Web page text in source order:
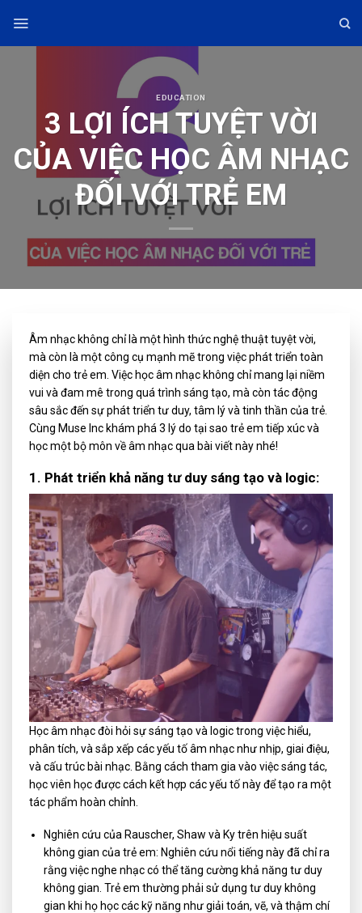
content
EDUCATION
3 LỢI ÍCH TUYỆT VỜI
CỦA VIỆC HỌC ÂM NHẠC
ĐỐI VỚI TRẺ EM
Âm nhạc không chỉ là một hình thức nghệ thuật tuyệt vời,
mà còn là một công cụ mạnh mẽ trong việc phát triển toàn
diện cho trẻ em. Việc học âm nhạc không chỉ mang lại niềm
vui và đam mê trong quá trình sáng tạo, mà còn tác động
sâu sắc đến sự phát triển tư duy, tâm lý và tinh thần của trẻ.
Cùng Muse Inc khám phá 3 lý do tại sao trẻ em tiếp xúc và
học một bộ môn về âm nhạc qua bài viết này nhé!
1. Phát triển khả năng tư duy sáng tạo và logic:
Học âm nhạc đòi hỏi sự sáng tạo và logic trong việc hiểu,
phân tích, và sắp xếp các yếu tố âm nhạc như nhịp, giai điệu,
và cấu trúc bài nhạc. Bằng cách tham gia vào việc sáng tác,
học viên học được cách kết hợp các yếu tố này để tạo ra một
tác phẩm hoàn chỉnh.
Nghiên cứu của Rauscher, Shaw và Ky trên hiệu suất
không gian của trẻ em: Nghiên cứu nổi tiếng này đã chỉ ra
rằng việc nghe nhạc có thể tăng cường khả năng tư duy
không gian. Trẻ em thường phải sử dụng tư duy không
gian khi họ học các kỹ năng như giải toán, vẽ, và thậm chí